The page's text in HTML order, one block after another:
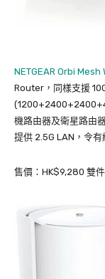
NETGEAR Orbi Mesh
Router，同樣支援
機路由器及衛星路由
提供 2.5G LAN，令
售價：HK$9,280 雙